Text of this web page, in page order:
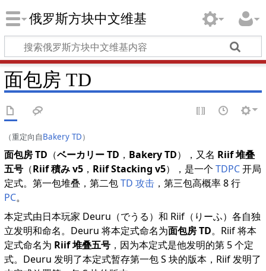
俄罗斯方块中文维基
面包房 TD
（重定向自Bakery TD）
面包房 TD （ベーカリー TD ， Bakery TD），又名 Riif 堆叠
五号 （Riif 積み v5 ， Riif Stacking v5），是一个TDPC开局
定式。第一包堆叠，第二包TD 攻击 ，第三包高概率 8 行
PC。
本定式由日本玩家 Deuru（でうる）和 Riif（りーふ）各自独
立发明和命名。Deuru 将本定式命名为面包房 TD。Riif 将本
定式命名为 Riif 堆叠五号 ，因为本定式是他发明的第 5 个定
式。Deuru 发明了本定式暂存第一包 S 块的版本，Riif 发明了